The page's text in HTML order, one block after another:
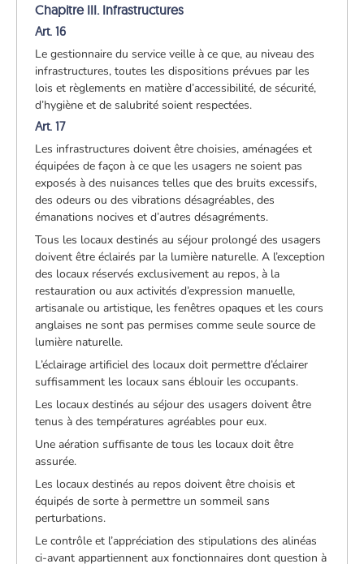
Chapitre III. Infrastructures
Art. 16
Le gestionnaire du service veille à ce que, au niveau des
infrastructures, toutes les dispositions prévues par les
lois et règlements en matière d’accessibilité, de sécurité,
d’hygiène et de salubrité soient respectées.
Art. 17
Les infrastructures doivent être choisies, aménagées et
équipées de façon à ce que les usagers ne soient pas
exposés à des nuisances telles que des bruits excessifs,
des odeurs ou des vibrations désagréables, des
émanations nocives et d’autres désagréments.
Tous les locaux destinés au séjour prolongé des usagers
doivent être éclairés par la lumière naturelle. A l’exception
des locaux réservés exclusivement au repos, à la
restauration ou aux activités d’expression manuelle,
artisanale ou artistique, les fenêtres opaques et les cours
anglaises ne sont pas permises comme seule source de
lumière naturelle.
L’éclairage artificiel des locaux doit permettre d’éclairer
suffisamment les locaux sans éblouir les occupants.
Les locaux destinés au séjour des usagers doivent être
tenus à des températures agréables pour eux.
Une aération suffisante de tous les locaux doit être
assurée.
Les locaux destinés au repos doivent être choisis et
équipés de sorte à permettre un sommeil sans
perturbations.
Le contrôle et l’appréciation des stipulations des alinéas
ci-avant appartiennent aux fonctionnaires dont question à